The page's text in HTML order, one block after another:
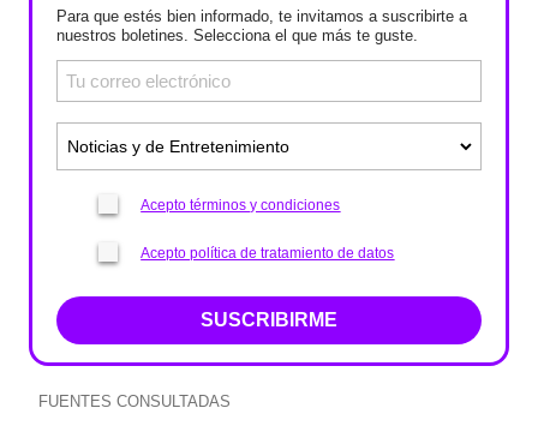
Para que estés bien informado, te invitamos a suscribirte a
nuestros boletines. Selecciona el que más te guste.
Acepto términos y condiciones
Acepto política de tratamiento de datos
SUSCRIBIRME
FUENTES CONSULTADAS